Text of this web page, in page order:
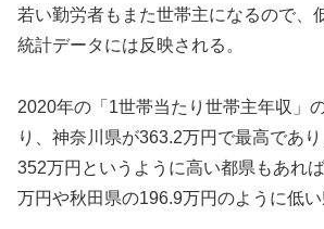
若い勤労者もまた世帯主になるので、
統計データには反映される。
2020年の「1世帯当たり世帯主年収」
り、神奈川県が363.2万円で最高であ
352万円というように高い都県もあれ
万円や秋田県の196.9万円のように低い